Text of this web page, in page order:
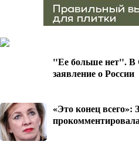
"Ее больше нет".
заявление о России
«Это конец всего»: